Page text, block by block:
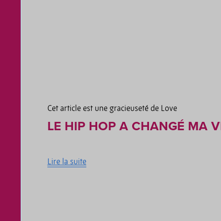
Cet article est une gracieuseté de Love
LE HIP HOP A CHANGÉ MA
Lire la suite